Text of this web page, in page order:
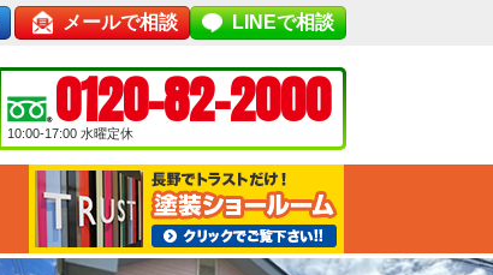
メールで相談 LINEで相談
0120-82-2000
10:00-17:00 水曜定休